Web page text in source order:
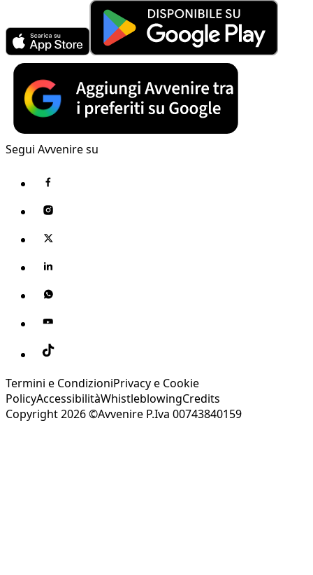
Segui Avvenire su
Termini e CondizioniPrivacy e Cookie
PolicyAccessibilitàWhistleblowingCredits
Copyright 2026 ©Avvenire P.Iva 00743840159